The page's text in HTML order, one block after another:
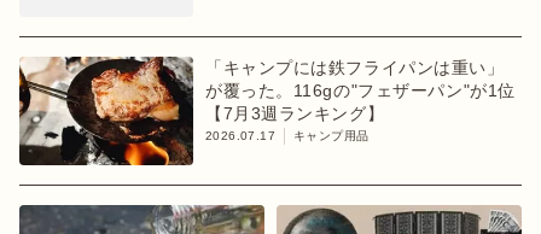
「キャンプには鉄フライパンは重い」
が覆った。116gの"フェザーパン"が1位
【7月3週ランキング】
2026.07.17 キャンプ用品